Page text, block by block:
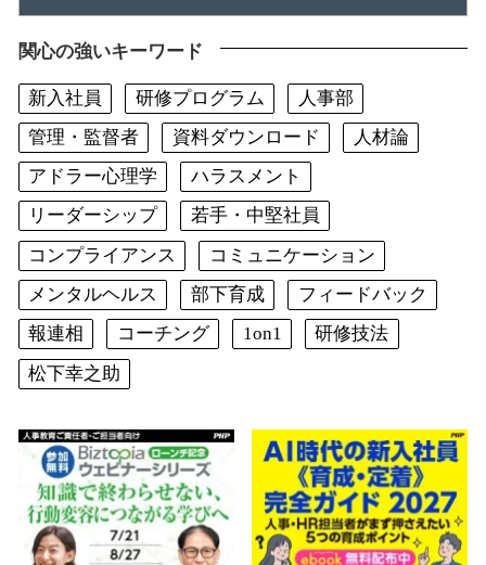
関心の強いキーワード
新入社員 研修プログラム
人事部
管理・監督者
資料ダウンロード
人材論
アドラー心理学
ハラスメント
リーダーシップ
若手・中堅社員
コンプライアンス
コミュニケーション
メンタルヘルス
部下育成
フィードバック
報連相
コーチング 1on1
研修技法
松下幸之助